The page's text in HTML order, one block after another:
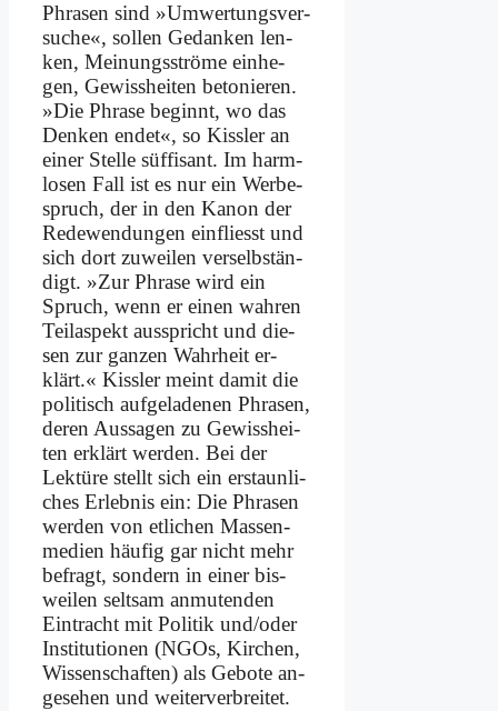
Phra­sen sind »Um­wer­tungs­ver­
su­che«, sol­len Ge­dan­ken len­
ken, Mei­nungs­strö­me ein­he­
gen, Ge­wiss­hei­ten be­to­nie­ren.
»Die Phra­se be­ginnt, wo das
Den­ken en­det«, so Kiss­ler an
ei­ner Stel­le süf­fi­sant. Im harm­
lo­sen Fall ist es nur ein Wer­be­
spruch, der in den Ka­non der
Re­de­wen­dun­gen ein­fliesst und
sich dort zu­wei­len ver­selb­stän­
digt. »Zur Phra­se wird ein
Spruch, wenn er ei­nen wah­ren
Teil­aspekt aus­spricht und die­
sen zur gan­zen Wahr­heit er­
klärt.« Kiss­ler meint da­mit die
po­li­tisch auf­ge­la­de­nen Phra­sen,
de­ren Aus­sa­gen zu Ge­wiss­hei­
ten er­klärt wer­den. Bei der
Lek­tü­re stellt sich ein er­staun­li­
ches Er­leb­nis ein: Die Phra­sen
wer­den von et­li­chen Mas­sen­
me­di­en häu­fig gar nicht mehr
be­fragt, son­dern in ei­ner bis­
wei­len selt­sam an­mu­ten­den
Ein­tracht mit Po­li­tik und/oder
In­sti­tu­tio­nen (NGOs, Kir­chen,
Wis­sen­schaf­ten) als Ge­bo­te an­
ge­se­hen und wei­ter­ver­brei­tet.